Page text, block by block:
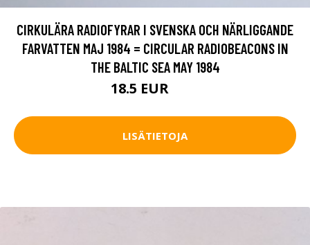
CIRKULÄRA RADIOFYRAR I SVENSKA OCH NÄRLIGGANDE
FARVATTEN MAJ 1984 = CIRCULAR RADIOBEACONS IN
THE BALTIC SEA MAY 1984
18.5 EUR
LISÄTIETOJA